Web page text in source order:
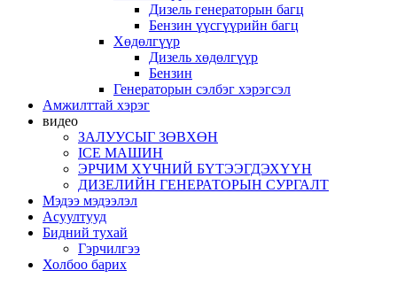
Дизель генераторын багц
Бензин үүсгүүрийн багц
Хөдөлгүүр
Дизель хөдөлгүүр
Бензин
Генераторын сэлбэг хэрэгсэл
Амжилттай хэрэг
видео
ЗАЛУУСЫГ ЗӨВХӨН
ICE МАШИН
ЭРЧИМ ХҮЧНИЙ БҮТЭЭГДЭХҮҮН
ДИЗЕЛИЙН ГЕНЕРАТОРЫН СУРГАЛТ
Мэдээ мэдээлэл
Асуултууд
Бидний тухай
Гэрчилгээ
Холбоо барих